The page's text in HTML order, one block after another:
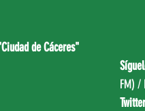
de Cáceres"
FM) /